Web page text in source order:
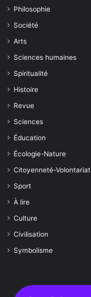
Philosophie
Société
Arts
Sciences humaines
Spiritualité
Histoire
Revue
Sciences
Éducation
Écologie-Nature
Citoyenneté-Volontariat
Sport
À lire
Culture
Civilisation
Symbolisme